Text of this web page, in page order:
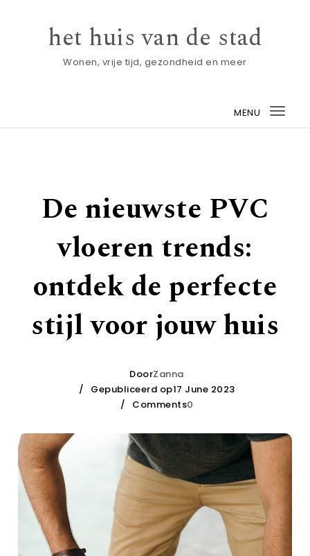
het huis van de stad
Wonen, vrije tijd, gezondheid en meer
MENU
De nieuwste PVC
vloeren trends:
ontdek de perfecte
stijl voor jouw huis
DoorZanna
Gepubliceerd op17 June 2023
Comments0